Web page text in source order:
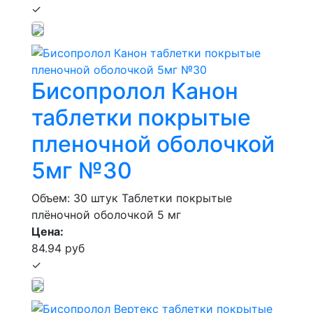
✓
Бисопролол Канон
таблетки покрытые
пленочной оболочкой
5мг №30
Объем: 30 штук Таблетки покрытые
плёночной оболочкой 5 мг
Цена:
84.94 руб
✓